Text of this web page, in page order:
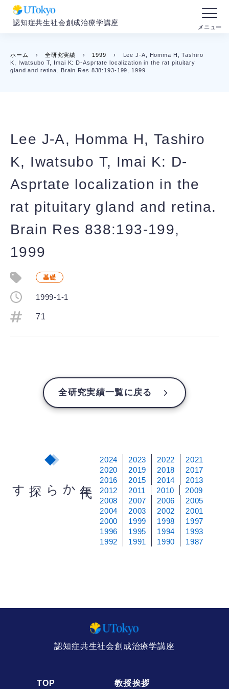
認知症共生社会創成治療学講座
ホーム › 全研究実績 › 1999 ›
Lee J-A, Homma H, Tashiro
K, Iwatsubo T, Imai K: D-Asprtate localization in the rat pituitary
gland and retina. Brain Res 838:193-199, 1999
Lee J-A, Homma H, Tashiro
K, Iwatsubo T, Imai K: D-
Asprtate localization in the
rat pituitary gland and retina.
Brain Res 838:193-199,
1999
基礎
1999-1-1
71
全研究実績一覧に戻る
から探す
2024 2023 2022
2021
2020
2019 2018
2017
2016
2015 2014
2013
2012
2011 2010
2009
2008
2007 2006
2005
2004
2003 2002
2001
2000
1999 1998
1997
1996
1995 1994
1993
1992
1991 1990 1987
認知症共生社会創成治療学講座
TOP 教授挨拶